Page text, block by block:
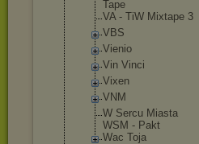
Tape
VA - TiW Mixtape 3
VBS
Vienio
Vin Vinci
Vixen
VNM
W Sercu Miasta
WSM - Pakt
Wac Toja